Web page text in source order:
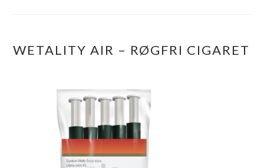
WETALITY AIR – RØGFRI CIGARET